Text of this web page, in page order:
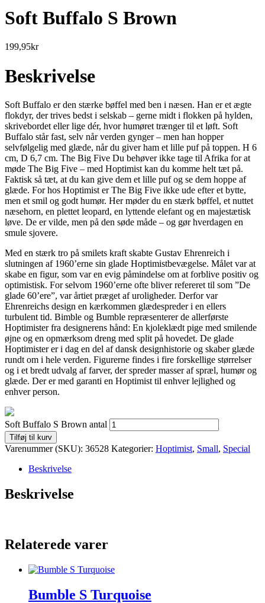
Soft Buffalo S Brown
199,95kr
Beskrivelse
Soft Buffalo er den stærke bøffel med ben i næsen. Han er et ægte
flokdyr, der trives bedst i selskab – gerne midt i flokken på hylden,
skrivebordet eller lige dér, hvor humøret trænger til et løft. Soft
Buffalo står fast, selv når verden gynger – men han hopper
selvfølgelig med glæde, når du giver ham et lille puf på toppen. H 6
cm, D 6,7 cm. The Big Five Du behøver ikke tage til Afrika for at
møde The Big Five – med Hoptimist kan du komme helt tæt på.
Faktisk så tæt, at du kan give dem et lille puf og se dem hoppe af
glæde. For hos Hoptimist er The Big Five ikke ude efter et bytte,
men et smil og godt humør. Her møder du en stærk bøffel, et nuttet
næsehorn, en plettet leopard, en lyttende elefant og en majestætisk
løve. De er vilde, men på den søde måde – og gør hverdagen en
smule sjovere.
Med en stærk tro på smilets kraft skabte Gustav Ehrenreich i
slutningen af 1960’erne sin glade Hoptimistbevægelse. Målet var at
skabe en figur, som var en evig påmindelse om at forblive positiv og
optimistisk. For selvom 1960’erne ofte bliver refereret til som ”De
glade 60’ere”, var årtiet præget af uroligheder. Derfor var
Ehrenreichs design en kærkommen glædespreder i en ellers
turbulent tid. Bimble og Bumble repræsenterer de allerførste
Hoptimister fra designerens hånd: En kjoleklædt pige med smilende
øjne og en opmærksom dreng med split på hovedet. De glade
Hoptimister er i dag en del af dansk designhistorie og skaber glæde
rundt om i hele verden. Figurerne findes i fire forskellige størrelser
og i et bredt udvalg af farver, der spreder masser af spræl, humør og
glæde. Der er med garanti en Hoptimist til enhver lejlighed og
enhver person.
Soft Buffalo S Brown antal
Tilføj til kurv
Varenummer (SKU): 36528 Kategorier: Hoptimist, Small, Special
Beskrivelse
Beskrivelse
Relaterede varer
Bumble S Turquoise